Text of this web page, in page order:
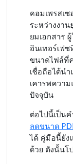
คอมเพรสเ
ระหว่างงา
ยมเอกสาร
อินเทอร์เฟ
ขนาดไฟล์ที่
เชื่อถือได้น
เคารพควา
ปัจจุบัน
ต่อไปนี้เป็น
ลดขนาด
ได้ คู่มือนี้ยัง
ด้วย ดังนั้นโ